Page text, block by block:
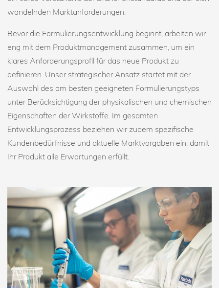
wandelnden Marktanforderungen.
Bevor die Formulierungsentwicklung beginnt, arbeiten wir
eng mit dem Produktmanagement zusammen, um ein
klares Anforderungsprofil für das neue Produkt zu
definieren. Unser strategischer Ansatz startet mit der
Auswahl des am besten geeigneten Formulierungstyps
unter Berücksichtigung der physikalischen und chemischen
Eigenschaften der Wirkstoffe. Im gesamten
Entwicklungsprozess beziehen wir zudem spezifische
Kundenbedürfnisse und aktuelle Marktvorgaben ein, damit
Ihr Produkt alle Erwartungen erfüllt.